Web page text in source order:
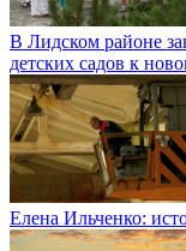
В Лидском районе
детских садов к
Елена Ильченко: